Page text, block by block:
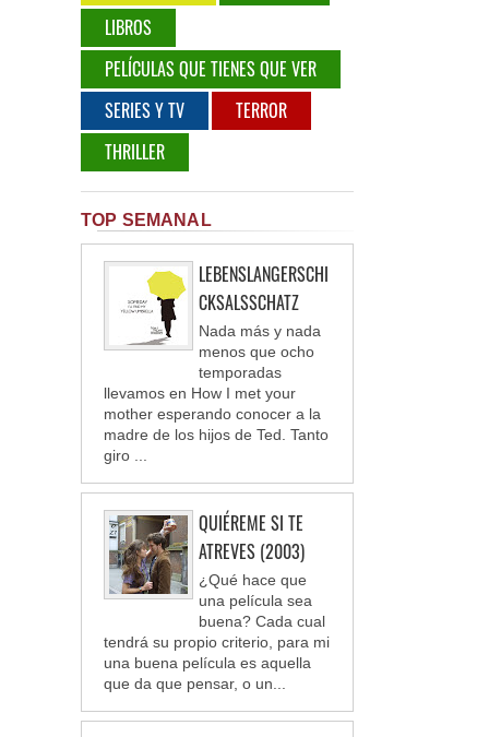
LIBROS
PELÍCULAS QUE TIENES QUE VER
SERIES Y TV
TERROR
THRILLER
TOP SEMANAL
LEBENSLANGERSCHI
CKSALSSCHATZ
Nada más y nada
menos que ocho
temporadas
llevamos en How I met your
mother esperando conocer a la
madre de los hijos de Ted. Tanto
giro ...
QUIÉREME SI TE
ATREVES (2003)
¿Qué hace que
una película sea
buena? Cada cual
tendrá su propio criterio, para mi
una buena película es aquella
que da que pensar, o un...